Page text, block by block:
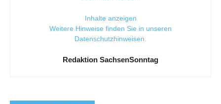
Inhalte anzeigen
Weitere Hinweise finden Sie in unseren
Datenschutzhinweisen.
Redaktion SachsenSonntag